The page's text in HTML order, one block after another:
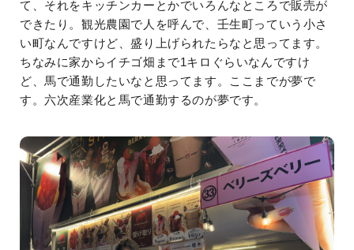
て、それをキッチンカーとかでいろんなところで販売が
できたり。観光農園で人を呼んで、壬生町っていう小さ
い町なんですけど、盛り上げられたらなと思ってます。
ちなみに家からイチゴ畑まで1キロぐらいなんですけ
ど、馬で通勤したいなと思ってます。ここまでが夢で
す。六次産業化と馬で通勤するのが夢です。